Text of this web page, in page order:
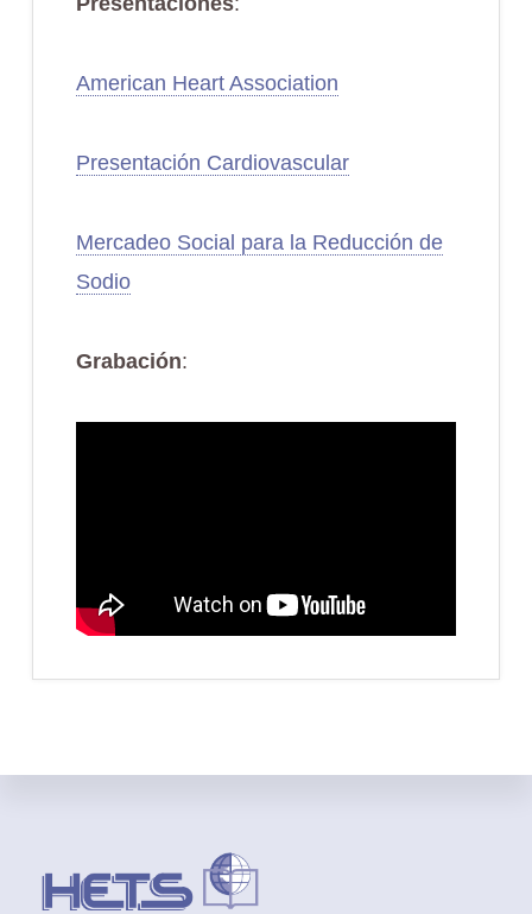
American Heart Association
Presentación Cardiovascular
Mercadeo Social para la Reducción de
Sodio
Grabación: